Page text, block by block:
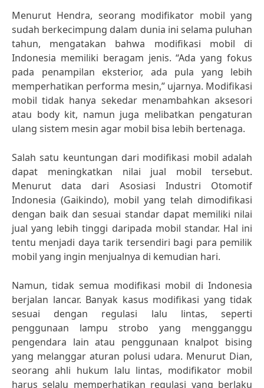
Menurut Hendra, seorang modifikator mobil yang
sudah berkecimpung dalam dunia ini selama puluhan
tahun, mengatakan bahwa modifikasi mobil di
Indonesia memiliki beragam jenis. “Ada yang fokus
pada penampilan eksterior, ada pula yang lebih
memperhatikan performa mesin,” ujarnya. Modifikasi
mobil tidak hanya sekedar menambahkan aksesori
atau body kit, namun juga melibatkan pengaturan
ulang sistem mesin agar mobil bisa lebih bertenaga.
Salah satu keuntungan dari modifikasi mobil adalah
dapat meningkatkan nilai jual mobil tersebut.
Menurut data dari Asosiasi Industri Otomotif
Indonesia (Gaikindo), mobil yang telah dimodifikasi
dengan baik dan sesuai standar dapat memiliki nilai
jual yang lebih tinggi daripada mobil standar. Hal ini
tentu menjadi daya tarik tersendiri bagi para pemilik
mobil yang ingin menjualnya di kemudian hari.
Namun, tidak semua modifikasi mobil di Indonesia
berjalan lancar. Banyak kasus modifikasi yang tidak
sesuai dengan regulasi lalu lintas, seperti
penggunaan lampu strobo yang mengganggu
pengendara lain atau penggunaan knalpot bising
yang melanggar aturan polusi udara. Menurut Dian,
seorang ahli hukum lalu lintas, modifikator mobil
harus selalu memperhatikan regulasi yang berlaku